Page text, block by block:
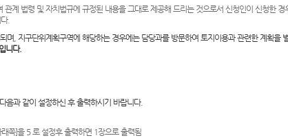
관계 법령 및 자치법규에 규정된 내용을 그대로 제공해 드리는 것으로서 신청인이 신청한
.
며, 지구단위계획구역에 해당하는 경우에는 담당과를 방문하여 토지이용과 관련한 계획을
니다.
음과 같이 설정하신 후 출력하시기 바랍니다.
쪽]을 5 로 설정후 출력하면 1장으로 출력됨